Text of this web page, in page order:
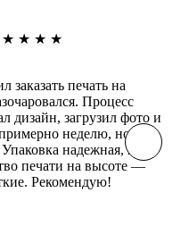
★ ★ ★ ★
печать на
Процесс
дизайн, загрузил фото и
неделю, но
надежная, всё
печати на высоте —
Рекомендую!